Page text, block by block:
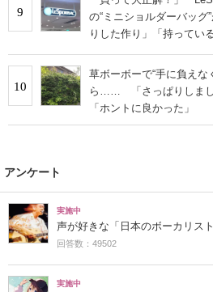
9
の“ミニショルダーバッ
りした作り」「持ってい
10
草ボーボーで“手に負え
ら…… 「さっぱりしまし
「ホントに良かった」
アンケート
実施中
声が好きな「日本のボーカリス
回答数：49502
実施中